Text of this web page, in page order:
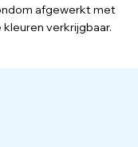
afgewerkt met
verkrijgbaar.